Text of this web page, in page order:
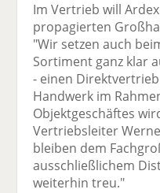
Im Vertrieb will
propagierten
"Wir setzen auch
Sortiment ganz klar
- einen
Handwerk im
Objektgeschäftes
Vertriebsleiter
bleiben dem
ausschließlichem
weiterhin treu."